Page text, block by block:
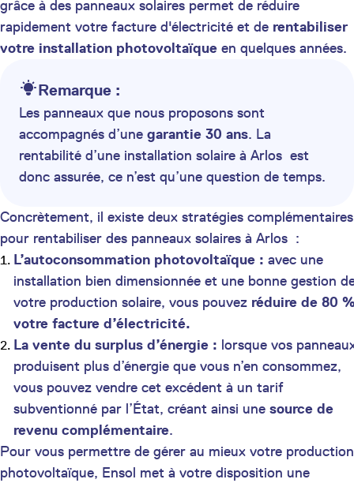
grâce à des panneaux solaires permet de réduire
rapidement votre facture d'électricité et de rentabiliser
votre installation photovoltaïque en quelques années.
Remarque :
Les panneaux que nous proposons sont
accompagnés d’une garantie 30 ans. La
rentabilité d’une installation solaire à Arlos est
donc assurée, ce n’est qu’une question de temps.
Concrètement, il existe deux stratégies complémentaires
pour rentabiliser des panneaux solaires à Arlos :
L’autoconsommation photovoltaïque : avec une
installation bien dimensionnée et une bonne gestion
votre production solaire, vous pouvez réduire de 80
votre facture d’électricité.
La vente du surplus d’énergie : lorsque vos
produisent plus d’énergie que vous n’en consommez,
vous pouvez vendre cet excédent à un tarif
subventionné par l’État, créant ainsi une source de
revenu complémentaire.
Pour vous permettre de gérer au mieux votre production
photovoltaïque, Ensol met à votre disposition une